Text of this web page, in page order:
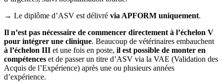
→ Le diplôme d’ASV est délivré via APFORM uniquement.
Il n’est pas nécessaire de commencer directement à l’échelon V
pour intégrer une clinique. Beaucoup de vétérinaires embauchent
à l’échelon III et une fois en poste, il est possible de monter en
compétences et de passer un titre d’ASV via la VAE (Validation des
Acquis de l’Expérience) après une ou plusieurs années
d’expérience.